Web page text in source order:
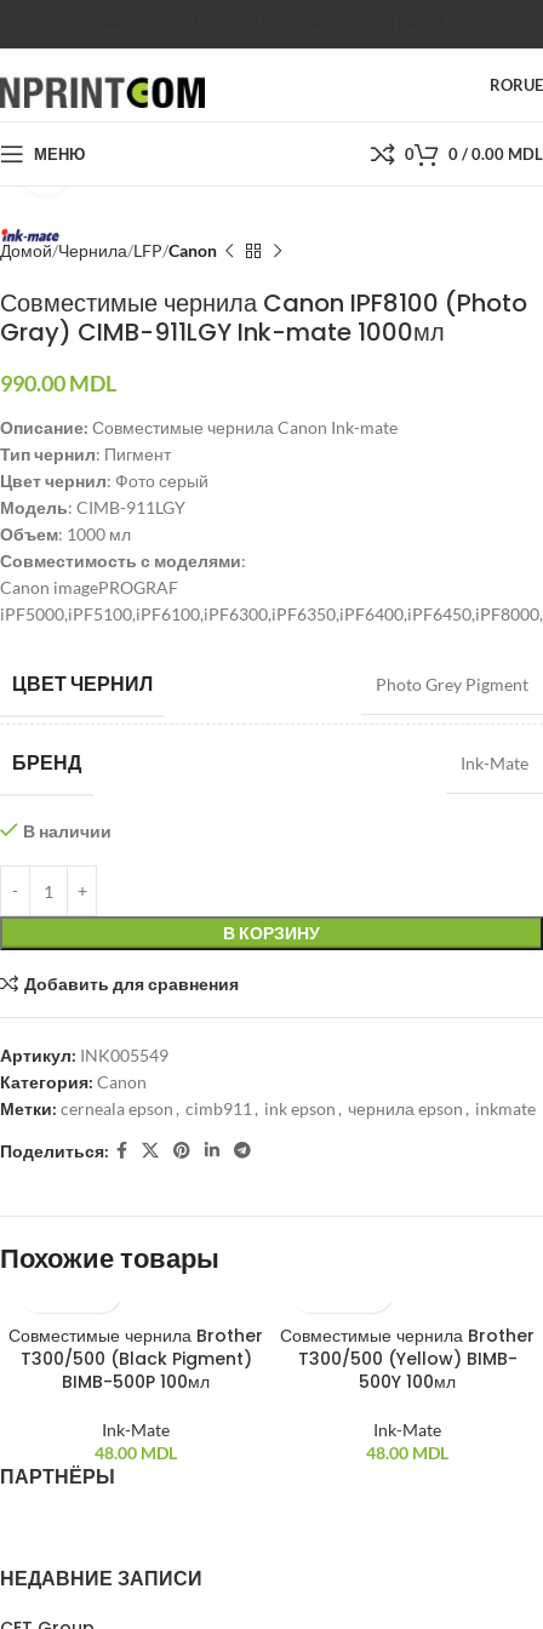
RORU
МЕНЮ 0 0/0.00 MDL
Домой Чернила LFP Canon
Совместимые чернила Canon IPF8100 (Photo
Gray) CIMB-911LGY Ink-mate 1000мл
990.00MDL
Описание: Совместимые чернила Canon Ink-mate
Тип чернил: Пигмент
Цвет чернил: Фото серый
Модель: CIMB-911LGY
Объем: 1000 мл
Совместимость с моделями:
Canon imagePROGRAF
ЦВЕТ ЧЕРНИЛ Photo Grey Pigment
БРЕНД Ink-Mate
В наличии
В КОРЗИНУ
Добавить для сравнения
Артикул: INK005549
Категория: Canon
Метки: cerneala epson , cimb911 , ink epson , чернила epson , inkmate
Поделиться:
Похожие товары
Совместимые чернила Brother
T300/500 (Black Pigment)
BIMB-500P 100мл
Ink-Mate
48.00 MDL
Совместимые чернила Brother
T300/500 (Yellow) BIMB-
500Y 100мл
Ink-Mate
48.00 MDL
ПАРТНЁРЫ
НЕДАВНИЕ ЗАПИСИ